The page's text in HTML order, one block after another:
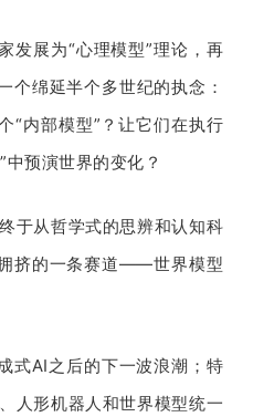
发展为“心理模型”理论，再
个绵延半个多世纪的执念：
“内部模型”？让它们在执行
预演世界的变化？
于从哲学式的思辨和认知科
挤的一条赛道——世界模型
式AI之后的下一波浪潮；特
人形机器人和世界模型统一